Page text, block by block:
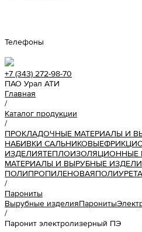
Телефоны
+7 (343) 272-98-70
ПАО Урал АТИ
Главная
/
Каталог продукции
/
ПРОКЛАДОЧНЫЕ МАТЕРИАЛЫ И
НАБИВКИ САЛЬНИКОВЫЕ
ИЗДЕЛИЯТЕПЛОИЗОЛЯЦИОННЫЕ
МАТЕРИАЛЫ И ВЫРУБНЫЕ
ПОЛИПРОПИЛЕНОВАЯ
/
Парониты
Вырубные изделияПарониты
/
Паронит электролизерный ПЭ